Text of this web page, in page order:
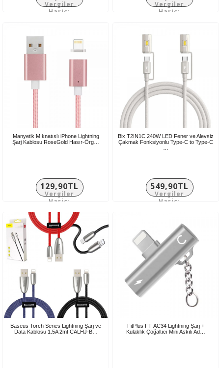
Vergiler
Hariç:
Vergiler
Hariç:
Manyetik Mıknatıslı iPhone Lightning
Şarj Kablosu RoseGold Hasır-Örg…
129,90TL
Vergiler
Hariç:
Bix T2IN1C 240W LED Fener ve Alevsiz
Çakmak Fonksiyonlu Type-C to Type-C
549,90TL
Vergiler
Hariç:
Baseus Torch Series Lightning Şarj ve
Data Kablosu 1.5A 2mt CALHJ-B…
FitPlus FT-AC34 Lightning Şarj +
Kulaklık Çoğaltıcı Mini Askılı Ad…